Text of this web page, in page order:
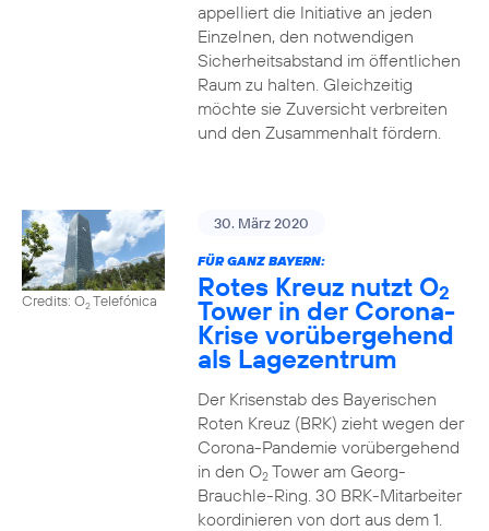
appelliert die Initiative an jeden
Einzelnen, den notwendigen
Sicherheitsabstand im öffentlichen
Raum zu halten. Gleichzeitig
möchte sie Zuversicht verbreiten
und den Zusammenhalt fördern.
Credits: O2Telefónica
30. März 2020
FÜR GANZ BAYERN:
Rotes Kreuz nutzt O2
Tower in der Corona-
Krise vorübergehend
als Lagezentrum
Der Krisenstab des Bayerischen
Roten Kreuz (BRK) zieht wegen der
Corona-Pandemie vorübergehend
in den O2Tower am Georg-
Brauchle-Ring. 30 BRK-Mitarbeiter
koordinieren von dort aus dem 1.